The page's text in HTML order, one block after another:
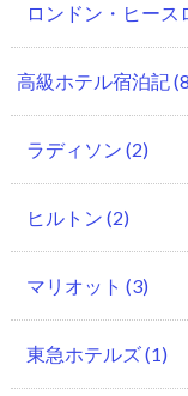
ロンドン・ヒース
高級ホテル宿泊記
ラディソン (2)
ヒルトン (2)
マリオット (3)
東急ホテルズ(1)